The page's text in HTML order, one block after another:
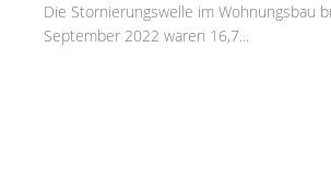
Die Stornierungswelle im Wohnungsbau
September 2022 waren 16,7...